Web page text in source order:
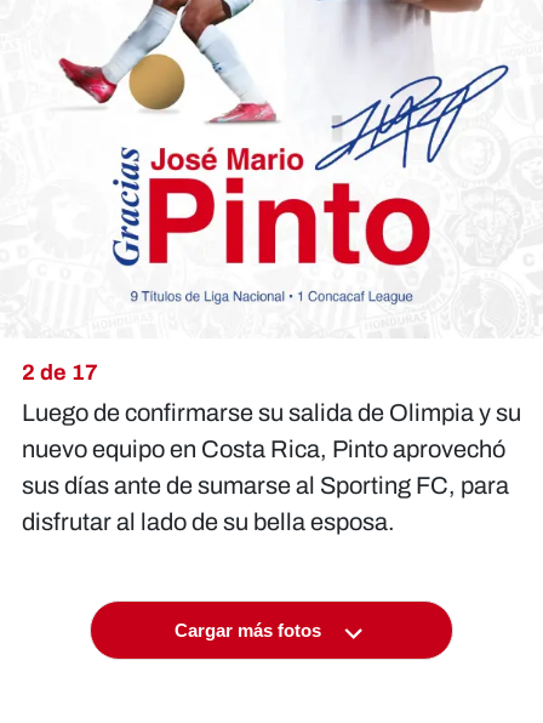
2 de 17
Luego de confirmarse su salida de Olimpia y su
nuevo equipo en Costa Rica, Pinto aprovechó
sus días ante de sumarse al Sporting FC, para
disfrutar al lado de su bella esposa.
Cargar más fotos